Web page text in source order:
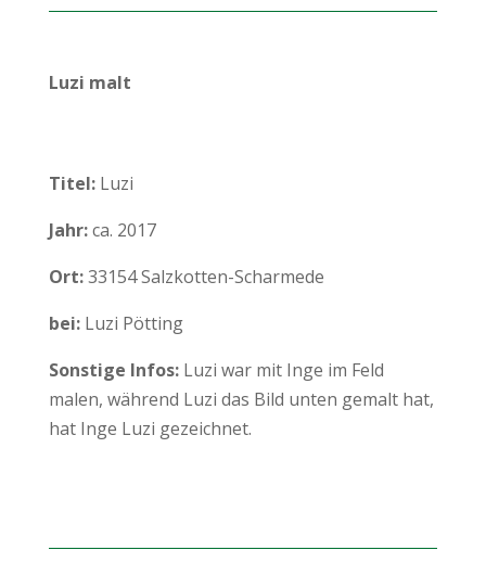
Luzi malt
Titel: Luzi
Jahr:ca. 2017
Ort:33154 Salzkotten-Scharmede
bei: Luzi Pötting
Sonstige Infos: Luzi war mit Inge im Feld
malen, während Luzi das Bild unten gemalt hat,
hat Inge Luzi gezeichnet.